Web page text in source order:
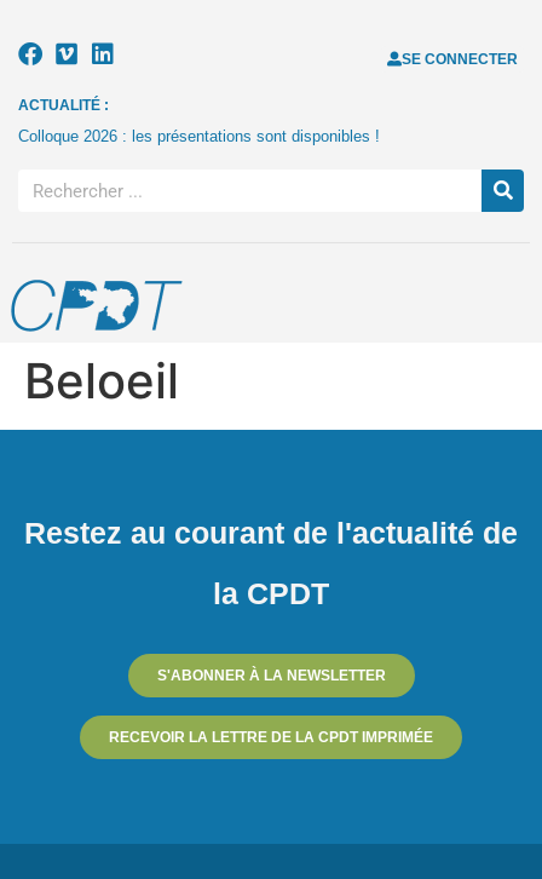
SE CONNECTER
ACTUALITÉ :
Colloque 2026 : les présentations sont disponibles !
Beloeil
Restez au courant de l'actualité de
la CPDT
S'ABONNER À LA NEWSLETTER
RECEVOIR LA LETTRE DE LA CPDT IMPRIMÉE